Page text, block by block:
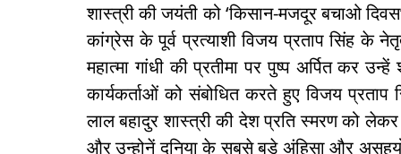
शास्त्री की जयंती को ‘किसान-मजदूर बचाओ
कांग्रेस के पूर्व प्रत्याशी विजय प्रताप सिंह के
महात्मा गांधी की प्रतीमा पर पुष्प अर्पित कर
कार्यकर्ताओं को संबोधित करते हुए विजय प्रताप
लाल बहादुर शास्त्री की देश प्रति स्मरण को
और उन्होनें दुनिया के सबसे बड़े अंहिसा और